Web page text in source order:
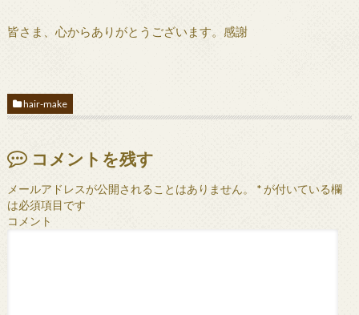
皆さま、心からありがとうございます。感謝
hair-make
コメントを残す
メールアドレスが公開されることはありません。 *が付いている欄
は必須項目です
コメント